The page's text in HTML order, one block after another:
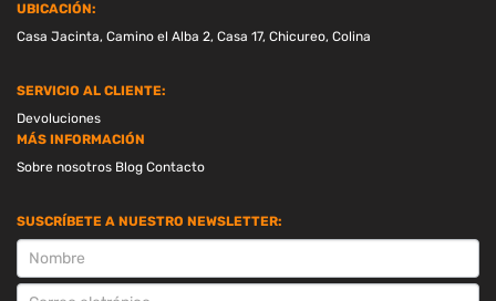
UBICACIÓN:
Casa Jacinta, Camino el Alba 2, Casa 17, Chicureo, Colina
SERVICIO AL CLIENTE:
Devoluciones
MÁS INFORMACIÓN
Sobre nosotros Blog Contacto
SUSCRÍBETE A NUESTRO NEWSLETTER:
SUSCRIPCION